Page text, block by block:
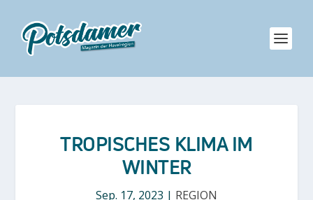
TROPISCHES KLIMA IM
WINTER
Sep. 17, 2023 | REGION